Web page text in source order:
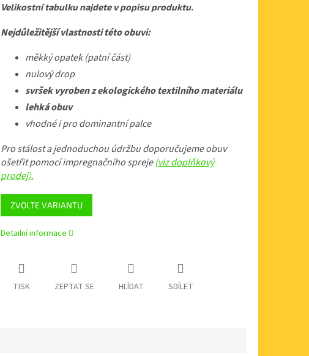
ZVOLTE VARIANTU
Velikostní tabulku najdete v popisu produktu.
Nejdůležitější vlastnosti této obuvi:
měkký opatek (patní část)
nulový drop
svršek vyroben z ekologického textilního materiálu
lehká obuv
vhodné i pro dominantní palce
Pro stálost a jednoduchou údržbu doporučujeme obuv
ošetřit pomocí impregnačního spreje(viz doplňkový
prodej).
Detailní informace
TISK ZEPTAT SE HLÍDAT SDÍLET